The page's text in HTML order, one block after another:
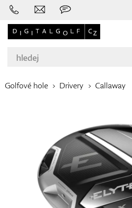
Golfové hole
Oblečení
Golfové hole Drivery Callaway